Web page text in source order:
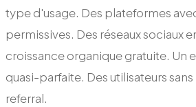
type d'usage. Des plateformes
permissives. Des réseaux sociaux
croissance organique gratuite. Un
quasi-parfaite. Des utilisateurs
referral.